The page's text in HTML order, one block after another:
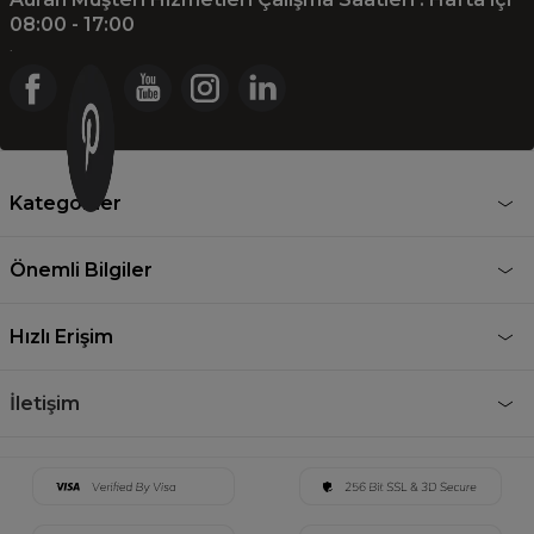
08:00 - 17:00
Kategoriler
Önemli Bilgiler
Hızlı Erişim
İletişim